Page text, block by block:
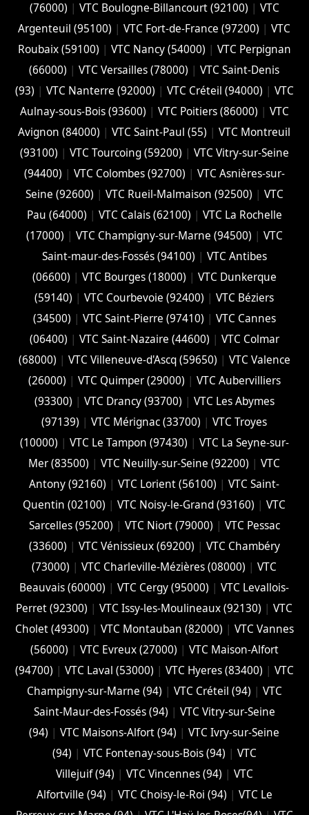
(76000) | VTC Boulogne-Billancourt (92100) | VTC
Argenteuil (95100) |VTC Fort-de-France (97200) |VTC
Roubaix (‎59100) | VTC Nancy (‎54000) | VTC Perpignan
(66000) |VTC Versailles (‎78000) |VTC Saint-Denis
(93) | VTC Nanterre (92000) | VTC Créteil (94000) | VTC
Aulnay-sous-Bois (93600) | VTC Poitiers (86000) | VTC
Avignon (84000) |VTC Saint-Paul (55) |VTC Montreuil
(93100) | VTC Tourcoing (59200) | VTC Vitry-sur-Seine
(94400) | VTC Colombes (92700) | VTC Asnières-sur-
Seine (92600) | VTC Rueil-Malmaison (92500) | VTC
Pau (64000) | VTC Calais (‎62100) | VTC La Rochelle
(17000) | VTC Champigny-sur-Marne (94500) | VTC
Saint-maur-des-Fossés (94100) | VTC Antibes
(06600) | VTC Bourges (18000) | VTC Dunkerque
(59140) |VTC Courbevoie (92400) |VTC Béziers
(34500) | VTC Saint-Pierre (97410) | VTC Cannes
(06400) | VTC Saint-Nazaire (44600) | VTC Colmar
(68000) | VTC Villeneuve-d'Ascq (59650) | VTC Valence
(26000) | VTC Quimper (29000) | VTC Aubervilliers
(93300) | VTC Drancy (93700) | VTC Les Abymes
(97139) |VTC Mérignac (33700) |VTC Troyes
(10000) | VTC Le Tampon (97430) | VTC La Seyne-sur-
Mer (83500) |VTC Neuilly-sur-Seine (92200) |VTC
Antony (92160) |VTC Lorient (56100) |VTC Saint-
Quentin (02100) |VTC Noisy-le-Grand (93160) |VTC
Sarcelles (95200) | VTC Niort (‎79000) | VTC Pessac
(33600) | VTC Vénissieux (69200) | VTC Chambéry
(‎73000) |VTC Charleville-Mézières (08000) |VTC
Beauvais (60000) |VTC Cergy (95000) |VTC Levallois-
Perret (92300) |VTC Issy-les-Moulineaux (92130) |VTC
Cholet (‎49300) | VTC Montauban (82000) | VTC Vannes
(56000) | VTC Evreux (27000) | VTC Maison-Alfort
(94700) | VTC Laval (53000) | VTC Hyeres (‎83400) | VTC
Champigny-sur-Marne (94) | VTC Créteil (94) | VTC
Saint-Maur-des-Fossés (94) | VTC Vitry-sur-Seine
(94) |VTC Maisons-Alfort (94) |VTC Ivry-sur-Seine
(94) | VTC Fontenay-sous-Bois (94) | VTC
Villejuif (94) | VTC Vincennes (94) | VTC
Alfortville (94) | VTC Choisy-le-Roi (94) | VTC Le